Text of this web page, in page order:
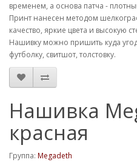
временем, а основа патча -
Принт нанесен методом
качество, яркие цвета и высокую
Нашивку можно пришить куда
футболку, свитшот, толстовку.
Нашивка
красная
Группа: Megadeth